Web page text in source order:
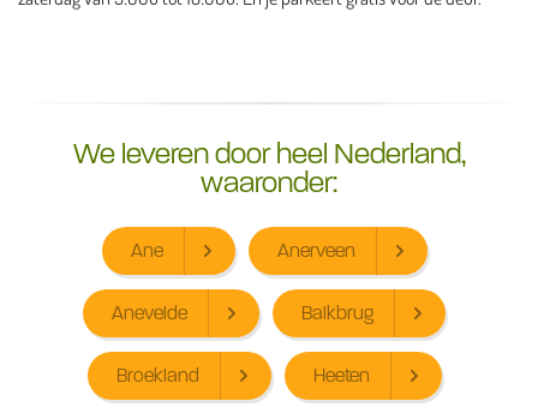
We leveren door heel Nederland,
waaronder:
Ane Anerveen
Anevelde Balkbrug
Broekland Heeten